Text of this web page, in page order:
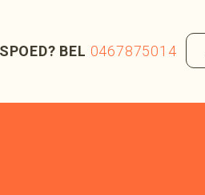
SPOED? BEL 0467875014